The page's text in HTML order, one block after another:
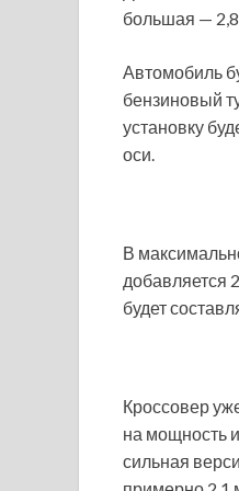
большая —
Автомобиль
бензиновый
установку
оси.
В
добавляется
будет
Кроссовер
на мощность
сильная